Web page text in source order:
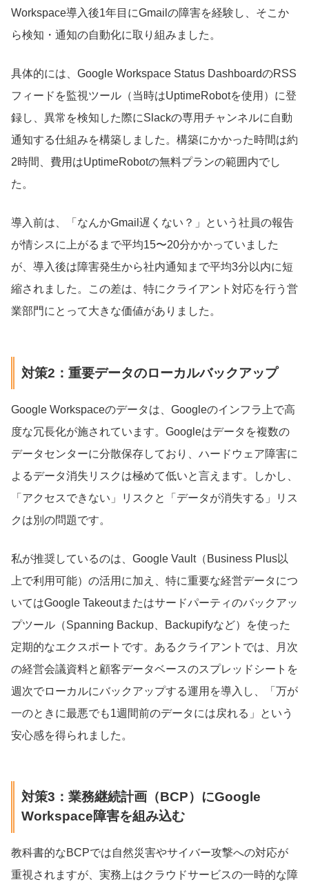
Workspace導入後1年目にGmailの障害を経験し、そこか
ら検知・通知の自動化に取り組みました。
具体的には、Google Workspace Status DashboardのRSS
フィードを監視ツール（当時はUptimeRobotを使用）に登
録し、異常を検知した際にSlackの専用チャンネルに自動
通知する仕組みを構築しました。構築にかかった時間は約
2時間、費用はUptimeRobotの無料プランの範囲内でし
た。
導入前は、「なんかGmail遅くない？」という社員の報告
が情シスに上がるまで平均15〜20分かかっていました
が、導入後は障害発生から社内通知まで平均3分以内に短
縮されました。この差は、特にクライアント対応を行う営
業部門にとって大きな価値がありました。
対策2：重要データのローカルバックアップ
Google Workspaceのデータは、Googleのインフラ上で高
度な冗長化が施されています。Googleはデータを複数の
データセンターに分散保存しており、ハードウェア障害に
よるデータ消失リスクは極めて低いと言えます。しかし、
「アクセスできない」リスクと「データが消失する」リス
クは別の問題です。
私が推奨しているのは、Google Vault（Business Plus以
上で利用可能）の活用に加え、特に重要な経営データにつ
いてはGoogle Takeoutまたはサードパーティのバックアッ
プツール（Spanning Backup、Backupifyなど）を使った
定期的なエクスポートです。あるクライアントでは、月次
の経営会議資料と顧客データベースのスプレッドシートを
週次でローカルにバックアップする運用を導入し、「万が
一のときに最悪でも1週間前のデータには戻れる」という
安心感を得られました。
対策3：業務継続計画（BCP）にGoogle
Workspace障害を組み込む
教科書的なBCPでは自然災害やサイバー攻撃への対応が
重視されますが、実務上はクラウドサービスの一時的な障